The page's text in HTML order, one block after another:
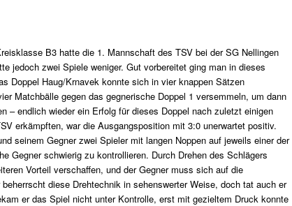
B3 hatte die 1. Mannschaft des TSV bei der SG Nellingen
jedoch zwei Spiele weniger. Gut vorbereitet ging man in dieses
Doppel Haug/Krnavek konnte sich in vier knappen Sätzen
Matchbälle gegen das gegnerische Doppel 1 versemmeln, um dann
endlich wieder ein Erfolg für dieses Doppel nach zuletzt einigen
erkämpften, war die Ausgangsposition mit 3:0 unerwartet positiv.
seinem Gegner zwei Spieler mit langen Noppen auf jeweils einer der
Gegner schwierig zu kontrollieren. Durch Drehen des Schlägers
Vorteil verschaffen, und der Gegner muss sich auf die
diese Drehtechnik in sehenswerter Weise, doch tat auch er
er das Spiel nicht unter Kontrolle, erst mit gezieltem Druck konnte